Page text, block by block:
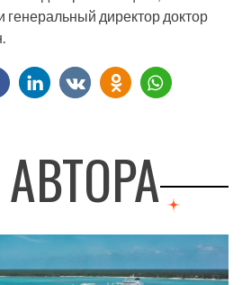
генеральный директор доктор